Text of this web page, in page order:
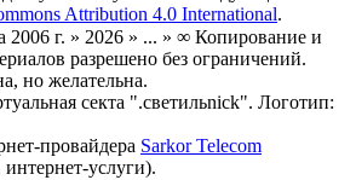
Attribution 4.0 International.
2006 г. » 2026 » ... » ∞ Копирование и
разрешено без ограничений.
но желательна.
секта ".светильnick". Логотип:
провайдера Sarkor Telecom
услуги).